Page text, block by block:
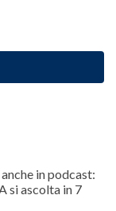
in podcast:
si ascolta in 7